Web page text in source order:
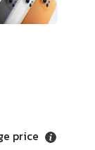
price